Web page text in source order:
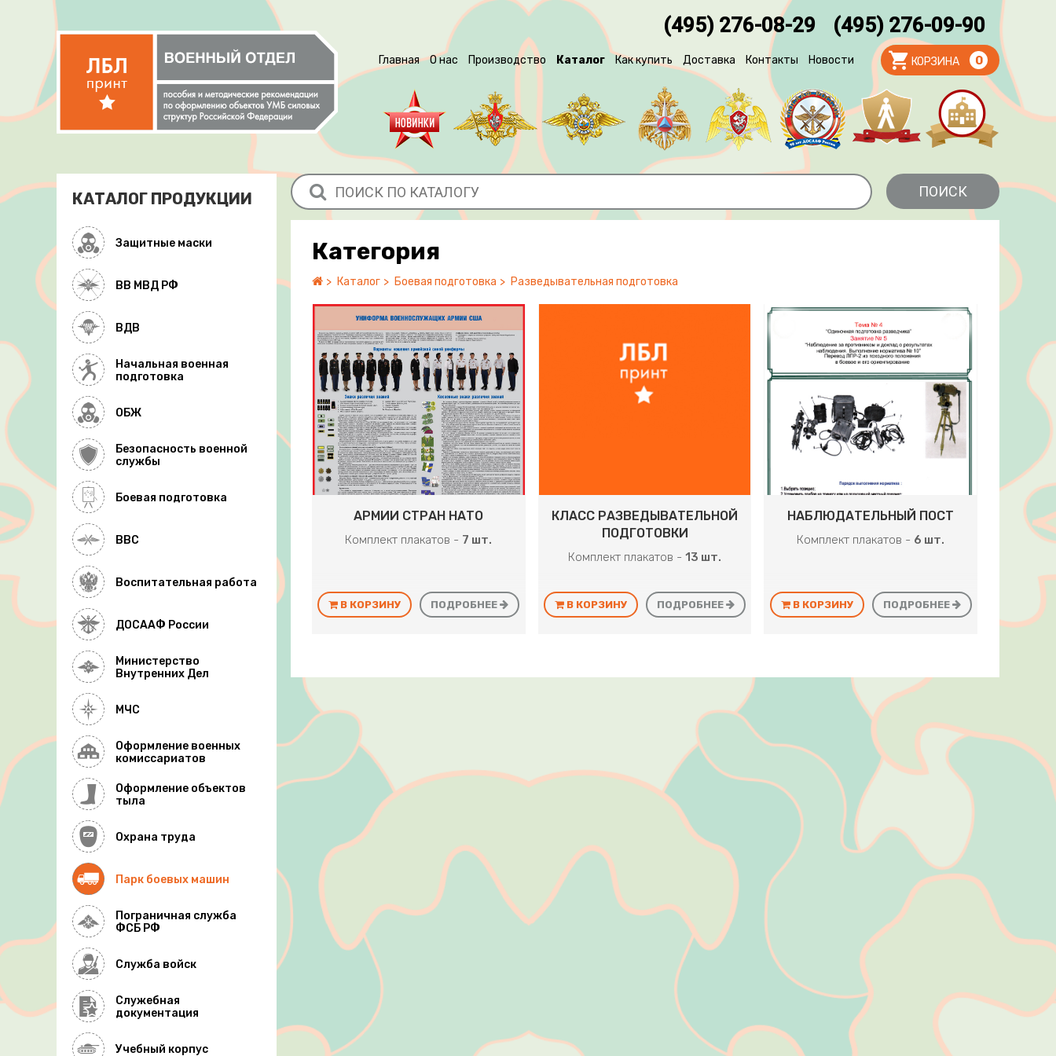
(495) 276-08-29 (495) 276-09-90
КОРЗИНА 0
Главная О нас Производство Каталог Как купить Доставка Контакты Новости
Категория
Каталог Боевая подготовка Разведывательная подготовка
АРМИИ СТРАН НАТО
Комплект плакатов - 7 шт.
В КОРЗИНУ ПОДРОБНЕЕ
КЛАСС РАЗВЕДЫВАТЕЛЬНОЙ
ПОДГОТОВКИ
Комплект плакатов -13 шт.
В КОРЗИНУ ПОДРОБНЕЕ
НАБЛЮДАТЕЛЬНЫЙ ПОСТ
Комплект плакатов - 6 шт.
В КОРЗИНУ ПОДРОБНЕЕ
КАТАЛОГ ПРОДУКЦИИ
Защитные маски
ВВ МВД РФ
ВДВ
Начальная военная
подготовка
ОБЖ
Безопасность военной
службы
Боевая подготовка
ВВС
Воспитательная работа
ДОСААФ России
Министерство
Внутренних Дел
МЧС
Оформление военных
комиссариатов
Оформление объектов
тыла
Охрана труда
Парк боевых машин
Пограничная служба
ФСБ РФ
Служба войск
Служебная
документация
Учебный корпус